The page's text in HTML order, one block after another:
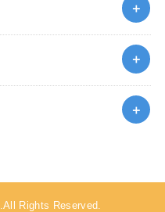
.All Rights Reserved.